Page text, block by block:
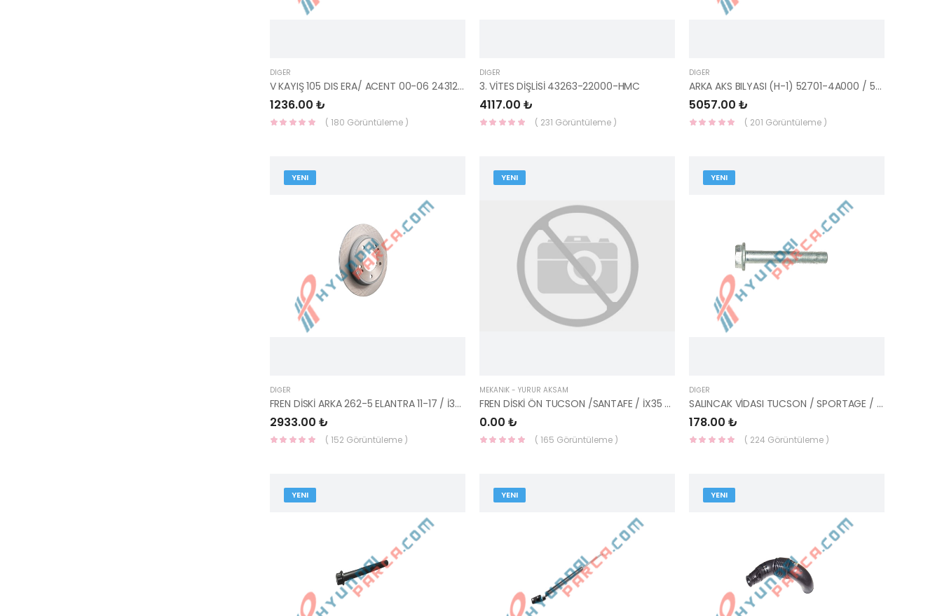
DIĞER
V KAYIŞ 105 DIS ERA/ ACENT 00-06 24312-26001-GATES
1236.00 ₺
( 180 Görüntüleme )
DIĞER
3. VİTES DİŞLİSİ 43263-22000-HMC
4117.00 ₺
( 231 Görüntüleme )
DIĞER
ARKA AKS BILYASI (H-1) 52701-4A000 / 52701-4A070-HMC
5057.00 ₺
( 201 Görüntüleme )
YENI
DIĞER
FREN DİSKİ ARKA 262-5 ELANTRA 11-17 / İ30-CEED 12- / CERATO SOUL 13- 58411-3X30
2933.00 ₺
( 152 Görüntüleme )
YENI
MEKANİK - YÜRÜR AKSAM
FREN DİSKİ ÖN TUCSON /SANTAFE / İX35 / SPORTAGE 11=> 300mm 51712-3K160-BLUEPRINT
0.00 ₺
( 165 Görüntüleme )
YENI
DIĞER
SALINCAK VİDASI TUCSON / SPORTAGE / ACCENT 06-54561-2E100-HMC
178.00 ₺
( 224 Görüntüleme )
YENI YENI YENI